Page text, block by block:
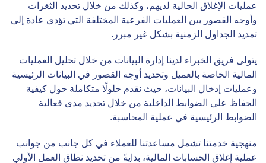
عمليات الإغلاق الحالية لديهم، وكذلك من خلال تحديد الثغرات
وأوجه القصور بين العمليات الفرعية المختلفة التي تؤدي عادة إلى
تمديد الجداول الزمنية بشكل غير مبرر.
يتولى فريق الخبراء لدينا إدارة البيانات من خلال تحليل العمليات
المالية الخاصة بالعميل وتحديد أوجه القصور في البيانات الرئيسية
وعمليات إدخال البيانات، حيث نقدم حلولًا متكاملة حول كيفية
الحفاظ على الضوابط الداخلية من خلال تحديد مدى فعالية
الضوابط الرئيسية في عملية المحاسبة.
منهجية خدمتنا تشمل مساعدتنا للعملاء في كل جانب من جوانب
عملية إغلاق الحسابات المالية، بدايةً من تحديد نطاق العمل الأولي